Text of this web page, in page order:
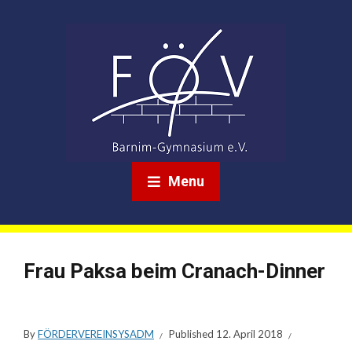
Menu
Frau Paksa beim Cranach-Dinner
ByFÖRDERVEREINSYSADM Published 12. April 2018